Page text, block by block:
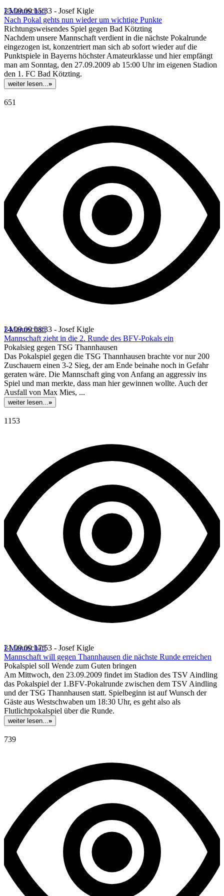
I-Mannschaft
25.09.09 15:33 - Josef Kigle
Nach Pokal gehts nun wieder um wichtige Punkte
Richtungsweisendes Spiel gegen Bad Kötzting
Nachdem unsere Mannschaft verdient in die nächste Pokalrunde
eingezogen ist, konzentriert man sich ab sofort wieder auf die
Punktspiele in Bayerns höchster Amateurklasse und hier empfängt
man am Sonntag, den 27.09.2009 ab 15:00 Uhr im eigenen Stadion
den 1. FC Bad Kötzting.
weiter lesen...»
651
I-Mannschaft
24.09.09 08:33 - Josef Kigle
Mannschaft zieht in die 2. Runde des BFV-Pokals ein
Pokalsieg gegen TSG Thannhausen
Das Pokalspiel gegen die TSG Thannhausen brachte vor nur 200
Zuschauern einen 3-2 Sieg, der am Ende beinahe noch in Gefahr
geraten wäre. Die Mannschaft ging von Anfang an aggressiv ins
Spiel und man merkte, dass man hier gewinnen wollte. Auch der
Ausfall von Max Mies, ...
weiter lesen...»
1153
I-Mannschaft
21.09.09 17:53 - Josef Kigle
Mannschaft will gegen Thannhausen die nächste Runde erreichen
Pokalspiel soll Wende zum Guten bringen
Am Mittwoch, den 23.09.2009 findet im Stadion des TSV Aindling
das Pokalspiel der 1.BFV-Pokalrunde zwischen dem TSV Aindling
und der TSG Thannhausen statt. Spielbeginn ist auf Wunsch der
Gäste aus Westschwaben um 18:30 Uhr, es geht also als
Flutlichtpokalspiel über die Runde.
weiter lesen...»
739